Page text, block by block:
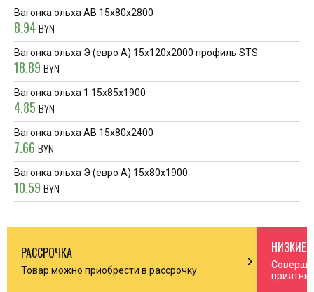
Вагонка ольха AB 15х80х2800
8.94BYN
Вагонка ольха Э (евро А) 15х120х2000 профиль STS
18.89 BYN
Вагонка ольха 1 15х85х1900
4.85 BYN
Вагонка ольха AB 15х80х2400
7.66 BYN
Вагонка ольха Э (евро А) 15х80х1900
10.59 BYN
РАССРОЧКА
Товар можно приобрести в рассрочку chevron_right
НИЗКИЕ